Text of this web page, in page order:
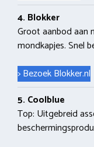
4. Blokker
Groot aanbod aan
mondkapjes. Snel
> Bezoek Blokker.nl
5. Coolblue
Top: Uitgebreid